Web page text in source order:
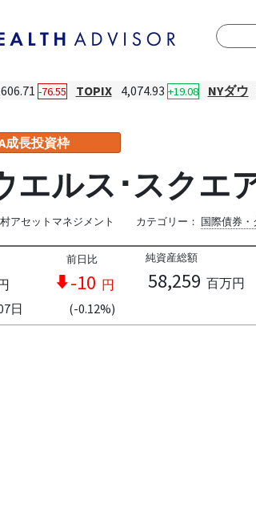
-76.55 TOPIX 4,074.93 +19.08 NYダウ
成長投資枠
エルス･スクエ
アセットマネジメント カテゴリー： 国際債券
日
前日比
-10 円
(-0.12%)
純資産総額
58,259 百万円